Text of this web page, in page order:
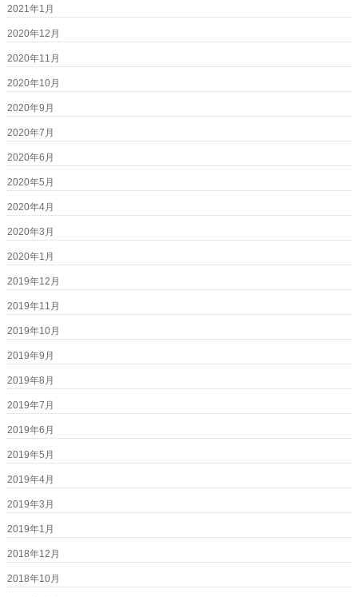
2021年1月
2020年12月
2020年11月
2020年10月
2020年9月
2020年7月
2020年6月
2020年5月
2020年4月
2020年3月
2020年1月
2019年12月
2019年11月
2019年10月
2019年9月
2019年8月
2019年7月
2019年6月
2019年5月
2019年4月
2019年3月
2019年1月
2018年12月
2018年10月